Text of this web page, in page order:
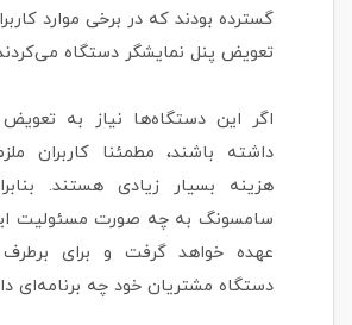
گسترده بودند که در برخی موارد
تعویض پنل نمایشگر دستگاه
اگر این دستگاه‌ها نیاز به
داشته باشند، مطمئنا کاربران
هزینه بسیار زیادی هستند.
سامسونگ به چه صورت مسئولیت
عهده خواهد گرفت و برای
دستگاه مشتریان خود چه برنامه‌ای